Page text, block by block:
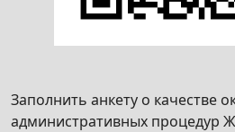
Заполнить анкету о качестве
административных процедур